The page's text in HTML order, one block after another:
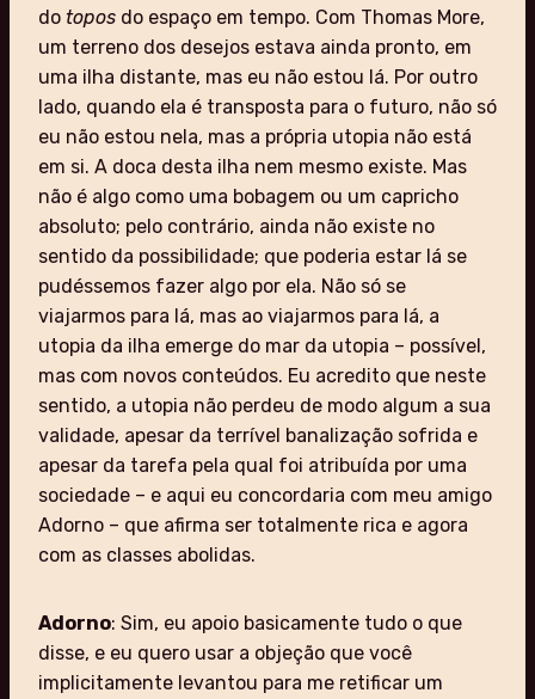
do topos do espaço em tempo. Com Thomas More,
um terreno dos desejos estava ainda pronto, em
uma ilha distante, mas eu não estou lá. Por outro
lado, quando ela é transposta para o futuro, não só
eu não estou nela, mas a própria utopia não está
em si. A doca desta ilha nem mesmo existe. Mas
não é algo como uma bobagem ou um capricho
absoluto; pelo contrário, ainda não existe no
sentido da possibilidade; que poderia estar lá se
pudéssemos fazer algo por ela. Não só se
viajarmos para lá, mas ao viajarmos para lá, a
utopia da ilha emerge do mar da utopia – possível,
mas com novos conteúdos. Eu acredito que neste
sentido, a utopia não perdeu de modo algum a sua
validade, apesar da terrível banalização sofrida e
apesar da tarefa pela qual foi atribuída por uma
sociedade – e aqui eu concordaria com meu amigo
Adorno – que afirma ser totalmente rica e agora
com as classes abolidas.
Adorno: Sim, eu apoio basicamente tudo o que
disse, e eu quero usar a objeção que você
implicitamente levantou para me retificar um